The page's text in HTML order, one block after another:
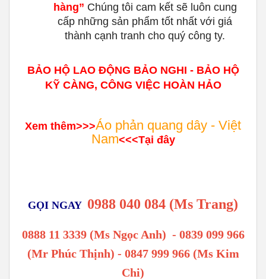
hàng” Chúng tôi cam kết sẽ luôn cung
cấp những sản phẩm tốt nhất với giá
thành cạnh tranh cho quý công ty.
BẢO HỘ LAO ĐỘNG BẢO NGHI - BẢO HỘ
KỸ CÀNG, CÔNG VIỆC HOÀN HẢO
Xem thêm>>>Áo phản quang dây - Việt
Nam<<<Tại đây
GỌI NGAY 0988 040 084 (Ms Trang)
0888 11 3339 (Ms Ngọc Anh) - 0839 099 966
(Mr Phúc Thịnh) - 0847 999 966 (Ms Kim
Chi)